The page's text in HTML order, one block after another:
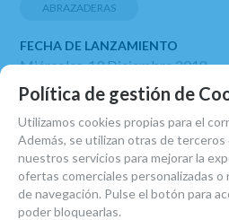
ABRAZADERAS
FECHA DE LANZAMIENTO
Miércoles, 19 Diciembre 2018
Política de gestión de
Utilizamos cookies propias para el
Además, se utilizan otras de terceros
nuestros servicios para mejorar la
ofertas comerciales personalizadas o
de navegación. Pulse el botón para
poder bloquearlas.